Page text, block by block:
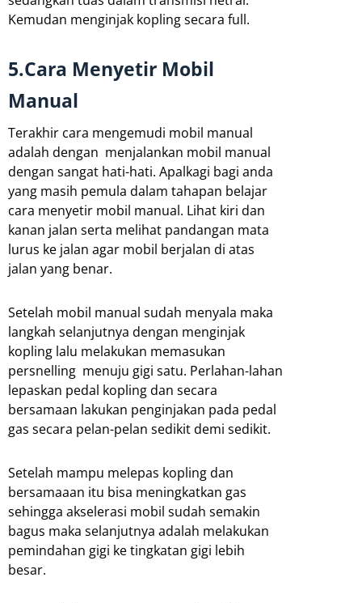
Kemudan menginjak kopling secara full.
5.Cara Menyetir Mobil
Manual
Terakhir cara mengemudi mobil manual
adalah dengan menjalankan mobil manual
dengan sangat hati-hati. Apalkagi bagi anda
yang masih pemula dalam tahapan belajar
cara menyetir mobil manual. Lihat kiri dan
kanan jalan serta melihat pandangan mata
lurus ke jalan agar mobil berjalan di atas
jalan yang benar.
Setelah mobil manual sudah menyala maka
langkah selanjutnya dengan menginjak
kopling lalu melakukan memasukan
persnelling menuju gigi satu. Perlahan-lahan
lepaskan pedal kopling dan secara
bersamaan lakukan penginjakan pada pedal
gas secara pelan-pelan sedikit demi sedikit.
Setelah mampu melepas kopling dan
bersamaaan itu bisa meningkatkan gas
sehingga akselerasi mobil sudah semakin
bagus maka selanjutnya adalah melakukan
pemindahan gigi ke tingkatan gigi lebih
besar.